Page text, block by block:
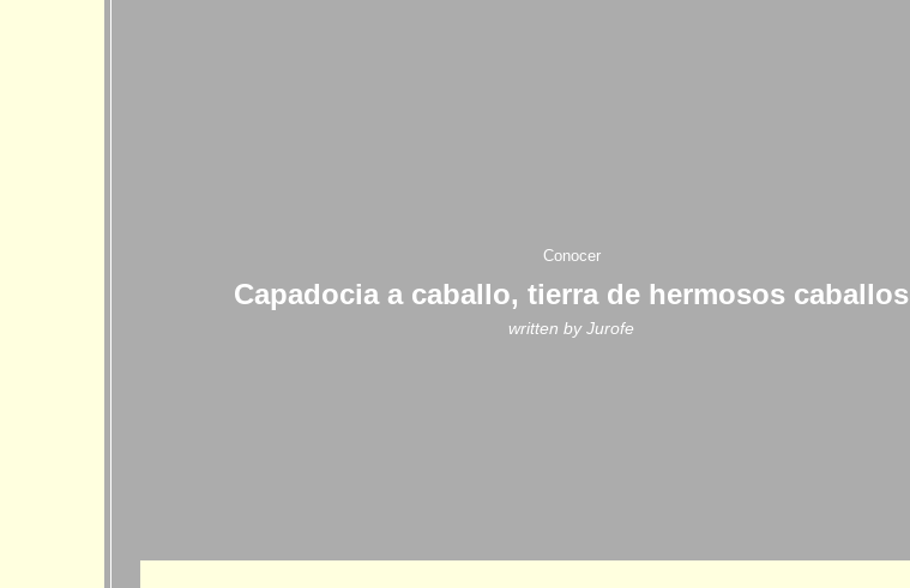
Conocer
Capadocia a caballo, tierra de hermosos caballos
written byJurofe